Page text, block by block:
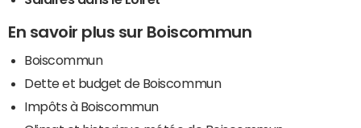
En savoir plus sur Boiscommun
Boiscommun
Dette et budget de Boiscommun
Impôts à Boiscommun